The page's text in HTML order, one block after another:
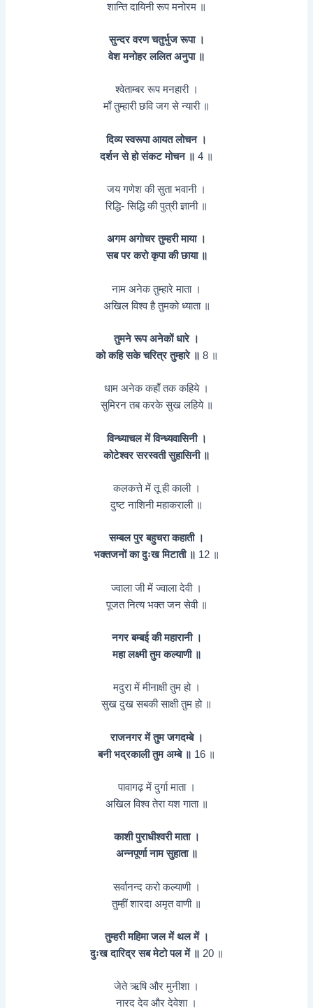
शान्ति दायिनी रूप मनोरम ॥
सुन्दर वरण चतुर्भुज रूपा ।
वेश मनोहर ललित अनुपा ॥
श्‍वेताम्बर रूप मनहारी ।
माँ तुम्हारी छवि जग से न्यारी ॥
दिव्य स्वरूपा आयत लोचन ।
दर्शन से हो संकट मोचन ॥ 4 ॥
जय गणेश की सुता भवानी ।
रिद्धि- सिद्धि की पुत्री ज्ञानी ॥
अगम अगोचर तुम्हरी माया ।
सब पर करो कृपा की छाया ॥
नाम अनेक तुम्हारे माता ।
अखिल विश्‍व है तुमको ध्याता ॥
तुमने रूप अनेकों धारे ।
को कहि सके चरित्र तुम्हारे ॥ 8 ॥
धाम अनेक कहाँ तक कहिये ।
सुमिरन तब करके सुख लहिये ॥
विन्ध्याचल में विन्ध्यवासिनी ।
कोटेश्वर सरस्वती सुहासिनी ॥
कलकत्ते में तू ही काली ।
दुष्ट नाशिनी महाकराली ॥
सम्बल पुर बहुचरा कहाती ।
भक्तजनों का दुःख मिटाती ॥ 12 ॥
ज्वाला जी में ज्वाला देवी ।
पूजत नित्य भक्त जन सेवी ॥
नगर बम्बई की महारानी ।
महा लक्ष्मी तुम कल्याणी ॥
मदुरा में मीनाक्षी तुम हो ।
सुख दुख सबकी साक्षी तुम हो ॥
राजनगर में तुम जगदम्बे ।
बनी भद्रकाली तुम अम्बे ॥ 16 ॥
पावागढ़ में दुर्गा माता ।
अखिल विश्‍व तेरा यश गाता ॥
काशी पुराधीश्‍वरी माता ।
अन्नपूर्णा नाम सुहाता ॥
सर्वानन्द करो कल्याणी ।
तुम्हीं शारदा अमृत वाणी ॥
तुम्हरी महिमा जल में थल में ।
दुःख दारिद्र सब मेटो पल में ॥ 20 ॥
जेते ऋषि और मुनीशा ।
नारद देव और देवेशा ।